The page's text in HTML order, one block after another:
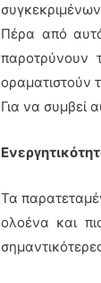
Πέρα από
παροτρύνουν
οραματιστούν
Για να συμβεί
Τα
ολοένα και